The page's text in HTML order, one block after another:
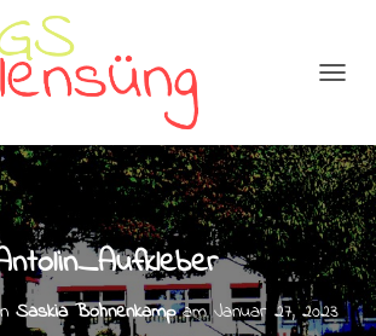
I
G
A
T
O
U
Saskia BohnenkampamJanuar 27, 2023